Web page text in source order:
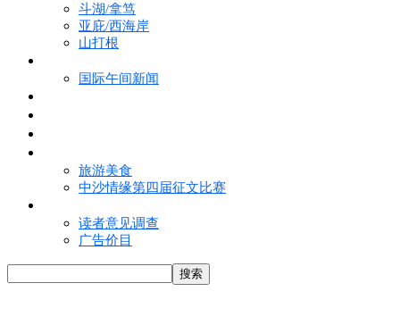
斗湖/拿笃
亚庇/西海岸
山打根
国际午间新闻
旅游美食
中沙情缘第四届征文比赛
读者意见调查
广告价目